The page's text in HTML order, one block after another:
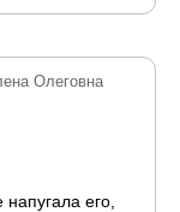
Олеговна
его,